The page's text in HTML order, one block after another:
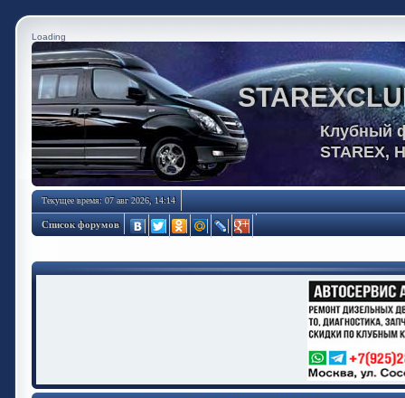
Loading
Клубный
STAREX,
Текущее время: 07 авг 2026, 14:14
Список форумов